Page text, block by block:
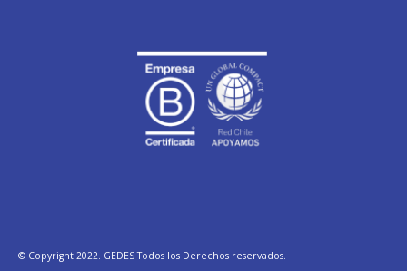
© Copyright 2022. GEDES Todos los Derechos reservados.